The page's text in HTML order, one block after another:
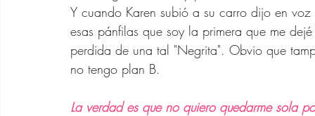
Y cuando Karen subió a su carro dijo en
esas pánfilas que soy la primera que me
perdida de una tal "Negrita". Obvio que
no tengo plan B.
La verdad es que no quiero quedarme sola